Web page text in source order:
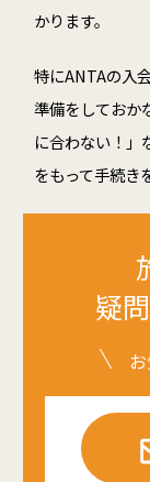
かります。
特にANTAの入
準備をしておか
に合わない！」
をもって手続き
疑
お